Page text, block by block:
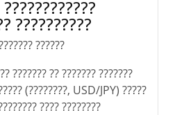
??????????
??????? ?? ??????? ???????
(????????, USD/JPY) ?????
???? ????????